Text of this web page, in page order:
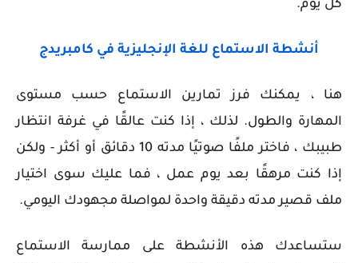
كل يوم.
أنشطة الاستماع للغة الإنجليزية في كامبريدج
هنا ، يمكنك فرز تمارين الاستماع حسب مستوى
المهارة والطول. لذلك ، إذا كنت عالقًا في غرفة انتظار
طبيبك ، فاختر ملفًا صوتيًا مدته 10 دقائق أو أكثر - ولكن
إذا كنت مرهقًا بعد يوم عمل ، فما عليك سوى اختيار
ملف قصير مدته دقيقة واحدة لمواصلة مجهودك اليومي.
ستساعدك هذه الأنشطة على ممارسة الاستماع